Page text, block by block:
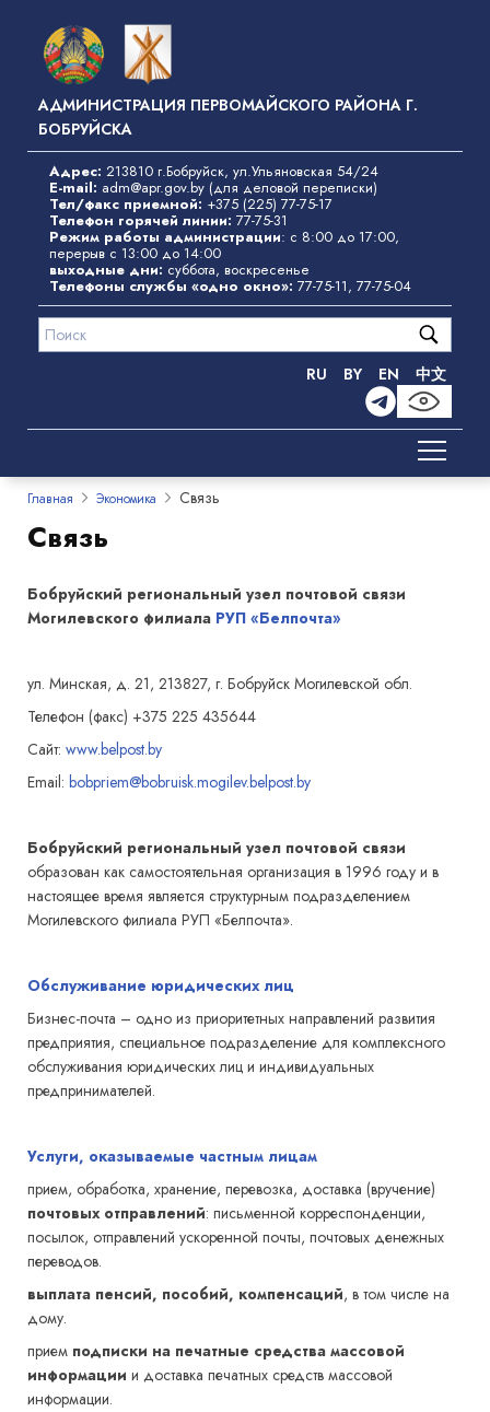
основному
содержанию
АДМИНИСТРАЦИЯ ПЕРВОМАЙСКОГО РАЙОНА Г.
БОБРУЙСКА
Адрес: 213810 г.Бобруйск, ул.Ульяновская 54/24
E-mail: adm@apr.gov.by (для деловой переписки)
Тел/факс приемной: +375 (225) 77-75-17
Телефон горячей линии: 77-75-31
Режим работы администрации: с 8:00 до 17:00,
перерыв с 13:00 до 14:00
выходные дни: суббота, воскресенье
Телефоны службы «одно окно»: 77-75-11, 77-75-04
RU BY EN 中文
Главная Экономика Связь
Связь
Бобруйский региональный узел почтовой связи
Могилевского филиала РУП «Белпочта»
ул. Минская, д. 21, 213827, г. Бобруйск Могилевской обл.
Телефон (факс) +375 225 435644
Сайт: www.belpost.by
Email: bobpriem@bobruisk.mogilev.belpost.by
Бобруйский региональный узел почтовой связи
образован как самостоятельная организация в 1996 году и в
настоящее время является структурным подразделением
Могилевского филиала РУП «Белпочта».
Обслуживание юридических лиц
Бизнес-почта – одно из приоритетных направлений развития
предприятия, специальное подразделение для комплексного
обслуживания юридических лиц и индивидуальных
предпринимателей.
Услуги, оказываемые частным лицам
прием, обработка, хранение, перевозка, доставка (вручение)
почтовых отправлений: письменной корреспонденции,
посылок, отправлений ускоренной почты, почтовых денежных
переводов.
выплата пенсий, пособий, компенсаций, в том числе на
дому.­
прием подписки на печатные средства массовой
информации и доставка печатных средств массовой
информации.